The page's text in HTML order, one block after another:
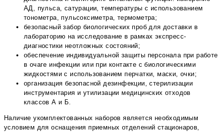
АД, пульса, сатурации, температуры с использованием
тонометра, пульсоксиметра, термометра;
безопасный забор биологических проб для доставки в
лабораторию на исследование в рамках экспресс-
диагностики неотложных состояний;
обеспечение индивидуальной защиты персонала при работе
в очаге инфекции или при контакте с биологическими
жидкостями с использованием перчатки, маски, очки;
организация безопасной дезинфекции, стерилизации
инструментария и утилизации медицинских отходов
классов А и Б.
Наличие укомплектованных наборов является необходимым
условием для оснащения приемных отделений стационаров,